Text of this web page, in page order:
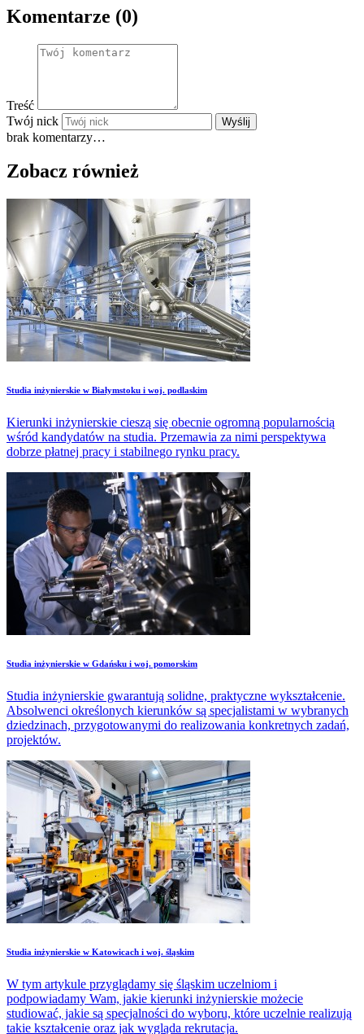
Komentarze (0)
Treść
Twój nick
Wyślij
brak komentarzy…
Zobacz również
Studia inżynierskie w Białymstoku i woj. podlaskim
Kierunki inżynierskie cieszą się obecnie ogromną popularnością
wśród kandydatów na studia. Przemawia za nimi perspektywa
dobrze płatnej pracy i stabilnego rynku pracy.
Studia inżynierskie w Gdańsku i woj. pomorskim
Studia inżynierskie gwarantują solidne, praktyczne wykształcenie.
Absolwenci określonych kierunków są specjalistami w wybranych
dziedzinach, przygotowanymi do realizowania konkretnych zadań,
projektów.
Studia inżynierskie w Katowicach i woj. śląskim
W tym artykule przyglądamy się śląskim uczelniom i
podpowiadamy Wam, jakie kierunki inżynierskie możecie
studiować, jakie są specjalności do wyboru, które uczelnie realizują
takie kształcenie oraz jak wygląda rekrutacja.